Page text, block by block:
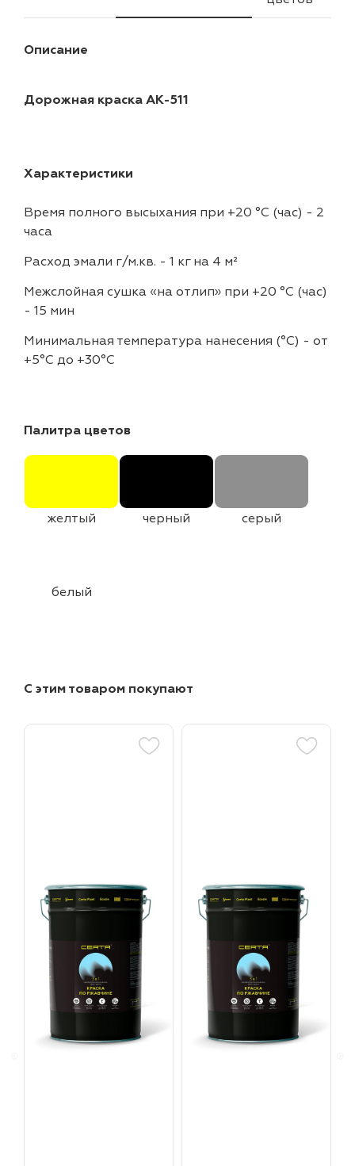
Описание
Дорожная краска АК-511
Характеристики
Время полного высыхания при +20 °С (час) - 2
часа
Расход эмали г/м.кв. - 1 кг на 4 м²
Межслойная сушка «на отлип» при +20 °С (час)
- 15 мин
Минимальная температура нанесения (°С) - от
+5°C до +30°C
Палитра цветов
желтый черный серый
белый
С этим товаром покупают